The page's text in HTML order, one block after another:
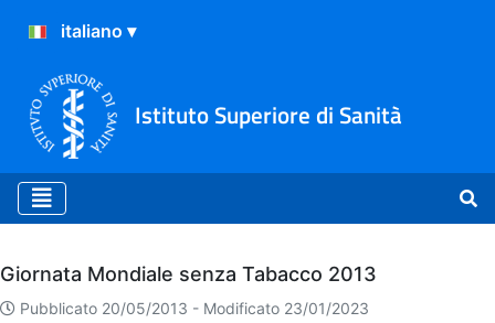
Istituto Superiore di Sanità
Archivio
Giornata Mondiale senza Tabacco 2013
Pubblicato 20/05/2013 - Modificato 23/01/2023